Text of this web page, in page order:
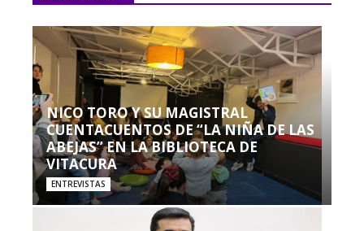
NICO TORO Y SU MAGISTRAL
CUENTACUENTOS DE “LA NIÑA DE LAS
ABEJAS” EN LA BIBLIOTECA DE
VITACURA
ENTREVISTAS